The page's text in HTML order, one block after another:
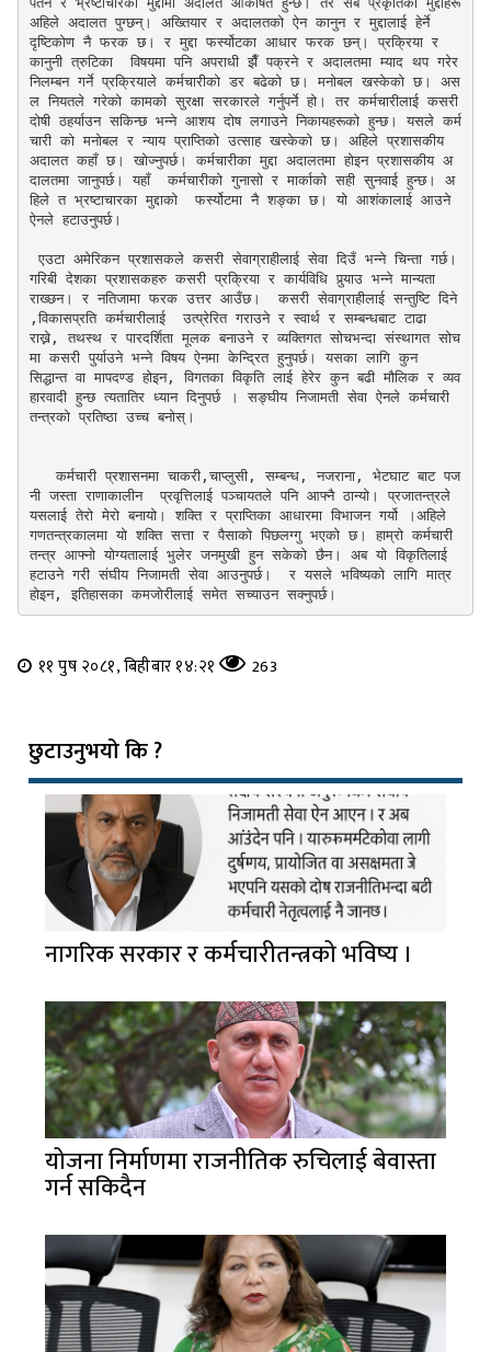
अहिले अदालत पुग्छन्। अख्तियार र अदालतको ऐन कानुन र मुद्दालाई हेर्ने
दृष्टिकोण नै फरक छ। र मुद्दा फर्स्योटका आधार फरक छन्। प्रक्रिया र
कानुनी त्रुटिका  विषयमा पनि अपराधी झैँ पक्रने र अदालतमा म्याद थप गरेर
निलम्बन गर्ने प्रक्रियाले कर्मचारीको डर बढेको छ। मनोबल खस्केको छ। अस
ल नियतले गरेको कामको सुरक्षा सरकारले गर्नुपर्ने हो। तर कर्मचारीलाई कसरी
दोषी ठहर्याउन सकिन्छ भन्ने आशय दोष लगाउने निकायहरूको हुन्छ। यसले कर्म
चारी को मनोबल र न्याय प्राप्तिको उत्साह खस्केको छ। अहिले प्रशासकीय
अदालत कहाँ छ। खोज्नुपर्छ। कर्मचारीका मुद्दा अदालतमा होइन प्रशासकीय अ
दालतमा जानुपर्छ। यहाँ  कर्मचारीको गुनासो र मार्काकाे सही सुनवाई हुन्छ। अ
हिले त भ्रष्टाचारका मुद्दाको  फर्स्योटमा नै शङ्का छ। यो आशंकालाई आउने
ऐनले हटाउनुपर्छ।
गरिबी देशका प्रशासकहरु कसरी प्रक्रिया र कार्यविधि पुर्‍याउ भन्ने मान्यता
राख्छन। र नतिजामा फरक उत्तर आउँछ।  कसरी सेवाग्राहीलाई सन्तुष्टि दिने
,विकासप्रति कर्मचारीलाई  उत्प्रेरित गराउने र स्वार्थ र सम्बन्धबाट टाढा
राख्ने, तथस्थ र पारदर्शिता मूलक बनाउने र व्यक्तिगत सोचभन्दा संस्थागत सोच
मा कसरी पुर्याउने भन्ने विषय ऐनमा केन्द्रित हुनुपर्छ। यसका लागि कुन
सिद्धान्त वा मापदण्ड होइन, विगतका विकृति लाई हेरेर कुन बढी मौलिक र व्यव
हारवादी हुन्छ त्यतातिर ध्यान दिनुपर्छ । सङ्घीय निजामती सेवा ऐनले कर्मचारी
तन्त्रको प्रतिष्ठा उच्च बनोस्।
नी जस्ता राणाकालीन  प्रवृत्तिलाई पञ्चायतले पनि आफ्नै ठान्यो। प्रजातन्त्रले
यसलाई तेरो मेरो बनायो। शक्ति र प्राप्तिका आधारमा विभाजन गर्यो ।अहिले
गणतन्त्रकालमा यो शक्ति सत्ता र पैसाको पिछलग्गु भएको छ। हाम्रो कर्मचारी
तन्त्र आफ्नो योग्यतालाई भुलेर जनमुखी हुन सकेको छैन। अब यो विकृतिलाई
हटाउने गरी संघीय निजामती सेवा आउनुपर्छ।  र यसले भविष्यको लागि मात्र
होइन, इतिहासका कमजोरीलाई समेत सच्याउन सक्नुपर्छ।
११ पुष २०८१, बिहीबार १४:२१ 263
छुटाउनुभयो कि ?
नागरिक सरकार र कर्मचारीतन्त्रको भविष्य ।
योजना निर्माणमा राजनीतिक रुचिलाई बेवास्ता
गर्न सकिदैन